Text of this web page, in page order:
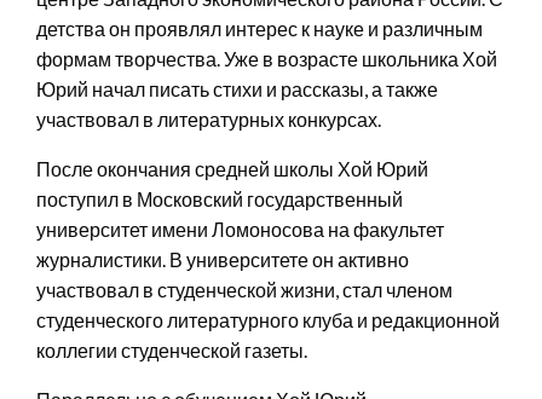
детства он проявлял интерес к науке и различным
формам творчества. Уже в возрасте школьника Хой
Юрий начал писать стихи и рассказы, а также
участвовал в литературных конкурсах.
После окончания средней школы Хой Юрий
поступил в Московский государственный
университет имени Ломоносова на факультет
журналистики. В университете он активно
участвовал в студенческой жизни, стал членом
студенческого литературного клуба и редакционной
коллегии студенческой газеты.